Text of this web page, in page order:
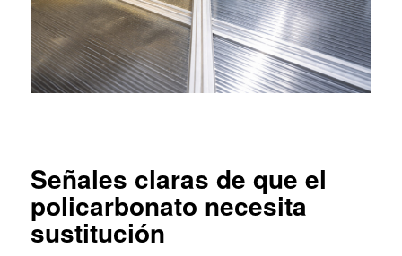
Señales claras de que el
policarbonato necesita
sustitución